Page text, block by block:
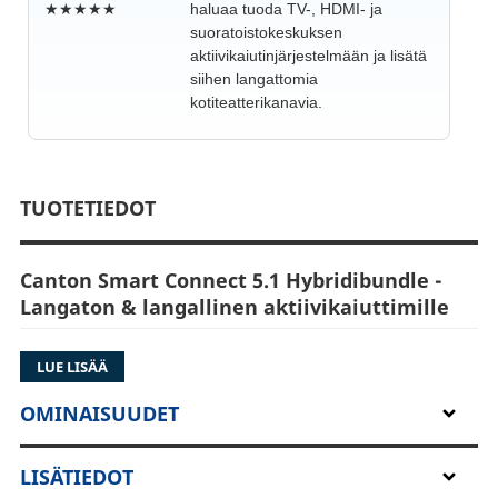
★★★★★
haluaa tuoda TV-, HDMI- ja
suoratoistokeskuksen
aktiivikaiutinjärjestelmään ja lisätä
siihen langattomia
kotiteatterikanavia.
TUOTETIEDOT
Canton Smart Connect 5.1 Hybridibundle -
Langaton & langallinen aktiivikaiuttimille
Canton Smart Connect 5.1:n kiinnostavin
käyttötapa ei ole pelkkä kahden langattoman
kaiuttimen aloituspaketti, vaan hybridikeskus
aktiivikaiutinjärjestelmälle. Sen PRE OUT 1-6 -
lähdöillä voidaan syöttää signaali
LUE LISÄÄ
OMINAISUUDET
LISÄTIEDOT